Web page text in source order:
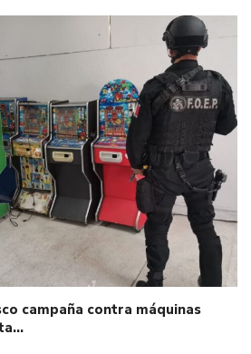
campaña contra máquinas